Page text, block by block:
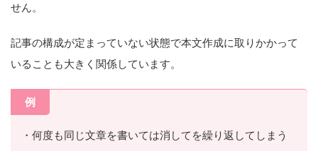
せん。
記事の構成が定まっていない状態で本文作成に取りかかって
いることも大きく関係しています。
例
・何度も同じ文章を書いては消してを繰り返してしまう